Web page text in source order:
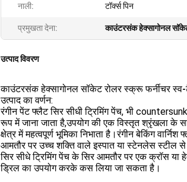
नाली: टॉर्क्स पिन
प्रमुखता देना: काउंटरसंक हेक्सागोनल
उत्पाद विवरण
काउंटरसंक हेक्सागोनल सॉकेट रोलर स्क्रू फर्नीचर
उत्पाद का वर्णन:
रंगीन पेंट फ्लैट सिर सीधी ट्रिमिंग पेंच, भी
रूप में जाना जाता है,उपयोग की एक विस्तृत श्रृंखला के
क्षेत्र में महत्वपूर्ण भूमिका निभाता है।रंगीन बेकिंग
आमतौर पर उच्च शक्ति वाले इस्पात या स्टेनलेस स्टील से
सिर सीधे ट्रिमिंग पेंच के सिर आमतौर पर एक क्रॉस
ड्रिल का उपयोग करके कस लिया जा सकता है।